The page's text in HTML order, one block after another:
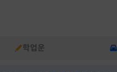
학업운